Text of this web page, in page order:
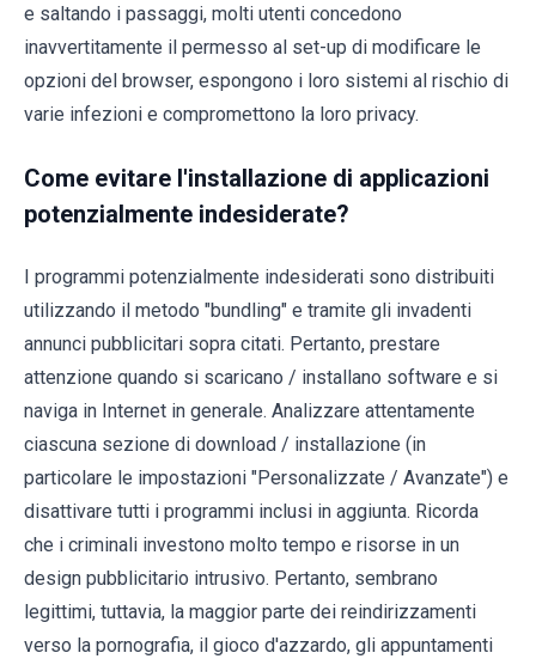
e saltando i passaggi, molti utenti concedono
inavvertitamente il permesso al set-up di modificare le
opzioni del browser, espongono i loro sistemi al rischio di
varie infezioni e compromettono la loro privacy.
Come evitare l'installazione di applicazioni
potenzialmente indesiderate?
I programmi potenzialmente indesiderati sono distribuiti
utilizzando il metodo "bundling" e tramite gli invadenti
annunci pubblicitari sopra citati. Pertanto, prestare
attenzione quando si scaricano / installano software e si
naviga in Internet in generale. Analizzare attentamente
ciascuna sezione di download / installazione (in
particolare le impostazioni "Personalizzate / Avanzate") e
disattivare tutti i programmi inclusi in aggiunta. Ricorda
che i criminali investono molto tempo e risorse in un
design pubblicitario intrusivo. Pertanto, sembrano
legittimi, tuttavia, la maggior parte dei reindirizzamenti
verso la pornografia, il gioco d'azzardo, gli appuntamenti